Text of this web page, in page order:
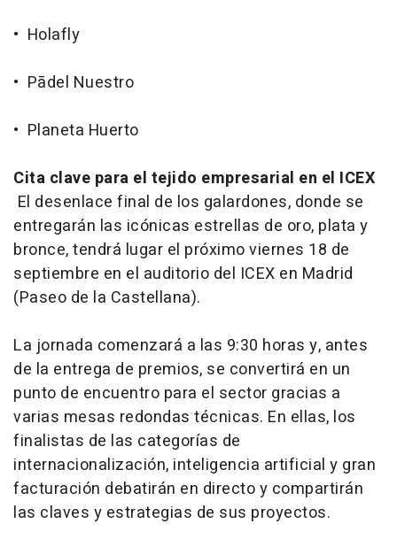
• Holafly
• Pādel Nuestro
• Planeta Huerto
Cita clave para el tejido empresarial en el ICEX
El desenlace final de los galardones, donde se
entregarán las icónicas estrellas de oro, plata y
bronce, tendrá lugar el próximo viernes 18 de
septiembre en el auditorio del ICEX en Madrid
(Paseo de la Castellana).
La jornada comenzará a las 9:30 horas y, antes
de la entrega de premios, se convertirá en un
punto de encuentro para el sector gracias a
varias mesas redondas técnicas. En ellas, los
finalistas de las categorías de
internacionalización, inteligencia artificial y gran
facturación debatirán en directo y compartirán
las claves y estrategias de sus proyectos.